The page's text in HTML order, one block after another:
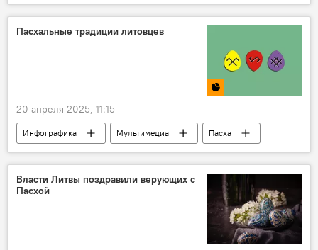
Россия
В России
ДНР
ВСУ
Украина
Пасхальные традиции литовцев
20 апреля 2025, 11:15
Инфографика Мультимедиа
Пасха
пасхальные яйца
народные традиции
литовские традиции
Литва
Власти Литвы поздравили верующих с
Пасхой